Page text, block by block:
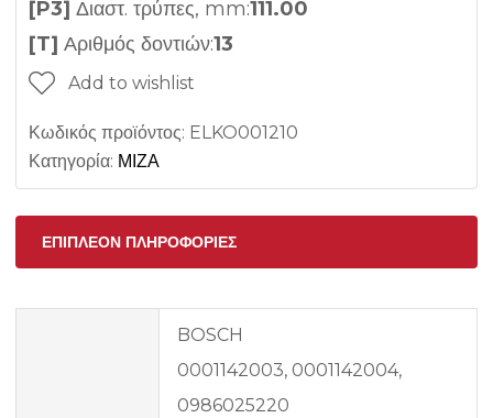
[P3] Διαστ. τρύπες, mm:111.00
[T] Αριθμός δοντιών:13
Add to wishlist
Κωδικός προϊόντος: ELKO001210
Κατηγορία: ΜΙΖΑ
ΕΠΙΠΛΈΟΝ ΠΛΗΡΟΦΟΡΊΕΣ
BOSCH
0001142003, 0001142004,
0986025220